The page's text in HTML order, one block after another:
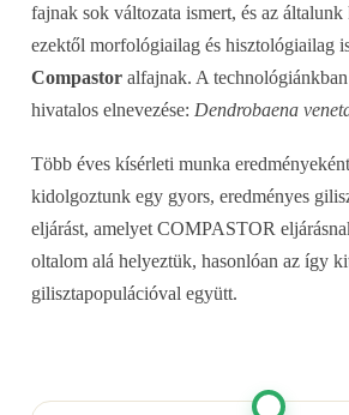
fajnak sok változata ismert, és az
ezektől morfológiailag és hisztológiailag
Compastor alfajnak. A
hivatalos elnevezése: Dendrobaena
Több éves kísérleti munka eredményeként
kidolgoztunk egy gyors, eredményes
eljárást, amelyet COMPASTOR
oltalom alá helyeztük, hasonlóan az így
gilisztapopulációval együtt.